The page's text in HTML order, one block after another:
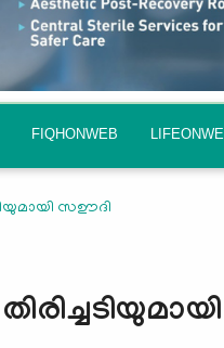
FIQHONWEB
സഊദി